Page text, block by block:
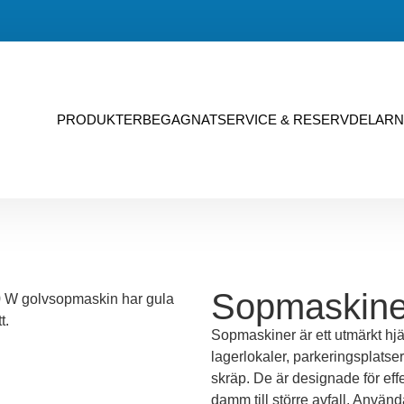
PRODUKTERBEGAGNATSERVICE & RESERVDELAR
Sopmaskiner är ett utmärkt
lagerlokaler,
skräp. De är designade för
damm till större avfall.